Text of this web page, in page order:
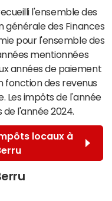
l'ensemble des
générale des Finances
pour l'ensemble des
mentionnées
années de paiement
fonction des revenus
Les impôts de l'année
l'année 2024.
locaux à